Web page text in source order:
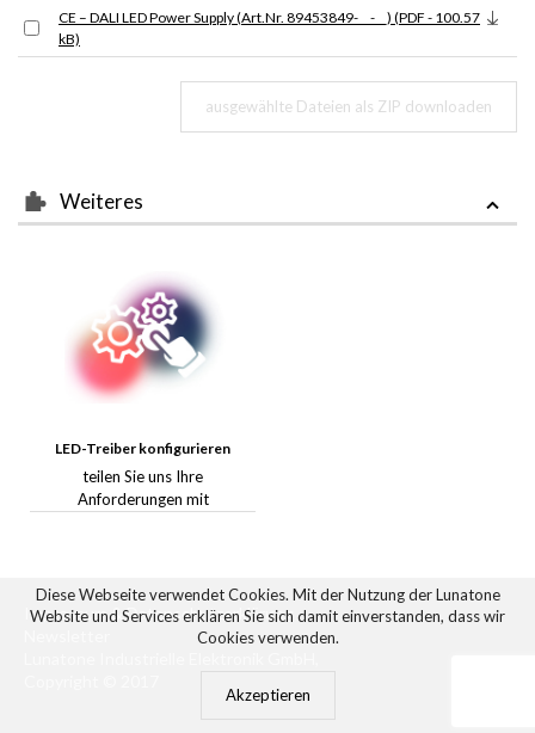
Diese Webseite verwendet Cookies. Mit der Nutzung der Lunatone
Website und Services erklären Sie sich damit einverstanden, dass wir
Cookies verwenden.
Akzeptieren
CE – DALI LED Power Supply (Art.Nr. 89453849-__-__) (PDF - 100.57
kB)
Weiteres
LED-Treiber konfigurieren
teilen Sie uns Ihre
Anforderungen mit
Impressum&Datenschutzerklärung